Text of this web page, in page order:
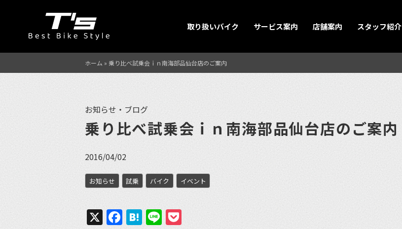
取り扱いバイク サービス案内 店舗案内 スタッフ紹介
ホーム » 乗り比べ試乗会ｉｎ南海部品仙台店のご案内
お知らせ・ブログ
乗り比べ試乗会ｉｎ南海部品仙台店のご案内
2016/04/02
お知らせ 試乗 バイク イベント
X Facebook
Hatena
Line